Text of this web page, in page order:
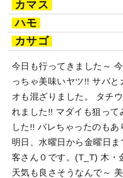
カマス
ハモ
カサゴ
今日も行ってきました～
っちゃ美味いヤツ!! サバと
オも混ざりました。 タチ
れました!! マダイも狙って
した!! バレちゃったのも
明日、水曜日から金曜日
客さん０です。(T_T) 木・
天気も良さそうなんで～